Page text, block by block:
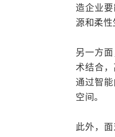
造企业
源和柔
另一方
术结合
通过智
空间。
此外，